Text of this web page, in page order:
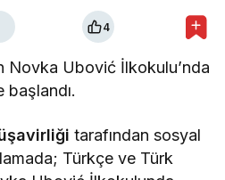
4
Novka Ubović İlkokulu’nda
başlandı.
tarafından sosyal
Türkçe ve Türk